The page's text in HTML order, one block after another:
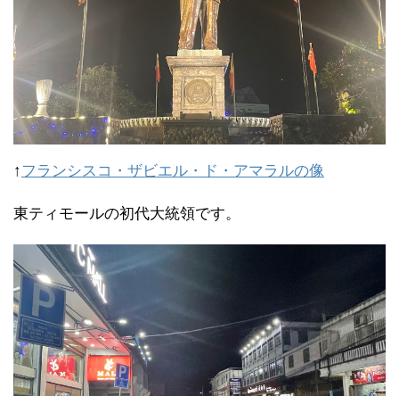
↑フランシスコ・ザビエル・ド・アマラルの像
東ティモールの初代大統領です。